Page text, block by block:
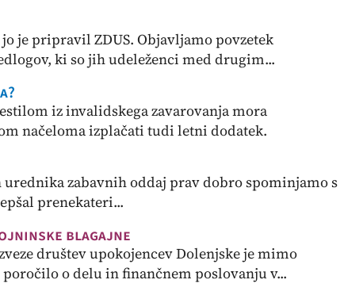
je pripravil ZDUS. Objavljamo povzetek
ki so jih udeleženci med drugim...
iz invalidskega zavarovanja mora
načeloma izplačati tudi letni dodatek.
zabavnih oddaj prav dobro spominjamo s
prenekateri...
blagajne
društev upokojencev Dolenjske je mimo
o delu in finančnem poslovanju v...